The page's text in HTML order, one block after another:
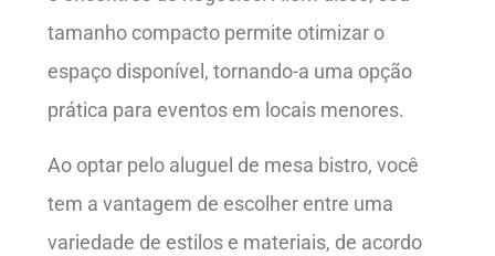
tamanho compacto permite otimizar o
espaço disponível, tornando-a uma opção
prática para eventos em locais menores.
Ao optar pelo aluguel de mesa bistro, você
tem a vantagem de escolher entre uma
variedade de estilos e materiais, de acordo